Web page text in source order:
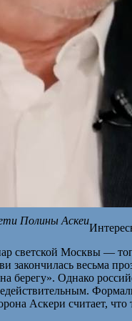
Полины Аскеи
светской Москвы —
закончилась весьма
берегу». Однако
Аскери считает, что